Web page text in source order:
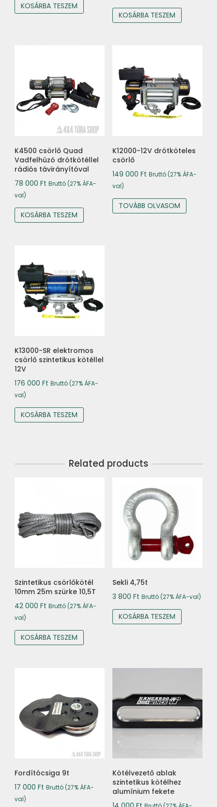
KOSÁRBA TESZEM
KOSÁRBA TESZEM
K4500 csörlő Quad
Vadfelhúzó drótkötéllel
rádiós távirányítóval
78 000 Ft Bruttó (27% ÁFA-
val)
KOSÁRBA TESZEM
K12000-12V drótköteles
csörlő
149 000 Ft Bruttó (27% ÁFA-
val)
TOVÁBB OLVASOM
K13000-SR elektromos
csörlő szintetikus kötéllel
12V
176 000 Ft Bruttó (27% ÁFA-
val)
KOSÁRBA TESZEM
Related products
Szintetikus csörlőkötél
10mm 25m szürke 10,5T
42 000 Ft Bruttó (27% ÁFA-
val)
KOSÁRBA TESZEM
Sekli 4,75t
3 800 Ft Bruttó (27% ÁFA-val)
KOSÁRBA TESZEM
Fordítócsiga 9t
17 000 Ft Bruttó (27% ÁFA-
val)
Kötélvezető ablak
szintetikus kötélhez
alumínium fekete